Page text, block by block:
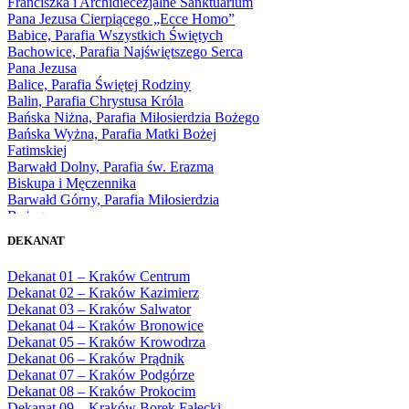
1969
1970
1971
1972
1973
1974
1975
1976
1977
1978
1979
1980
1981
1983
1985
1986
1987
1988
1989
1990
1991
1992
1993
Pana Jezusa Cierpiącego „Ecce Homo”
Babice, Parafia Wszystkich Świętych
Bachowice, Parafia Najświętszego Serca
Pana Jezusa
Balice, Parafia Świętej Rodziny
Balin, Parafia Chrystusa Króla
Bańska Niżna, Parafia Miłosierdzia Bożego
Bańska Wyżna, Parafia Matki Bożej
Fatimskiej
Barwałd Dolny, Parafia św. Erazma
Biskupa i Męczennika
Barwałd Górny, Parafia Miłosierdzia
Bożego
Bęczarka, Parafia Matki Boskiej
Będkowice, Parafia Najświętszej Maryi
Panny Królowej
Białka Górna, Parafia Matki Bożej
Królowej Rodzin
Białka Tatrzańska, Parafia Świętych
Apostołów Szymona i Judy Tadeusza
Biały Dunajec, Parafia Matki Bożej
Królowej Aniołów
DEKANAT
Dekanat 01 – Kraków Centrum
Dekanat 02 – Kraków Kazimierz
Dekanat 03 – Kraków Salwator
Dekanat 04 – Kraków Bronowice
Dekanat 05 – Kraków Krowodrza
Dekanat 06 – Kraków Prądnik
Dekanat 07 – Kraków Podgórze
Dekanat 08 – Kraków Prokocim